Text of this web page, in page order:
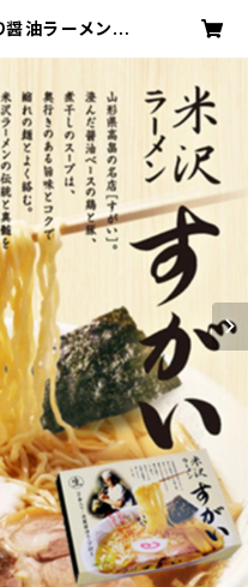
醤油ラーメン｜
ご当地ラーメ